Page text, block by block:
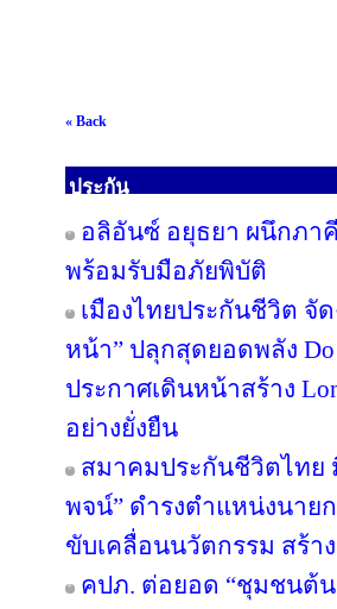
« Back
ประกัน
อลิอันซ์ อยุธยา ผนึกภา
พร้อมรับมือภัยพิบัติ
เมืองไทยประกันชีวิต จั
หน้า” ปลุกสุดยอดพลัง
ประกาศเดินหน้าสร้าง
อย่างยั่งยืน
สมาคมประกันชีวิตไทย
พจน์” ดำรงตำแหน่งนาย
ขับเคลื่อนนวัตกรรม สร้า
คปภ. ต่อยอด “ชุมชนต้